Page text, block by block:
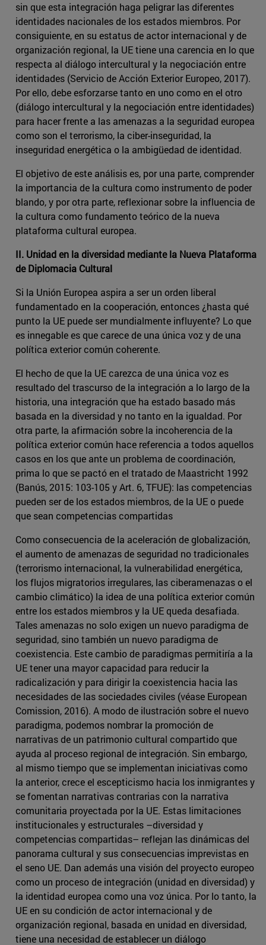
sin que esta integración haga peligrar las diferentes
identidades nacionales de los estados miembros. Por
consiguiente, en su estatus de actor internacional y de
organización regional, la UE tiene una carencia en lo que
respecta al diálogo intercultural y la negociación entre
identidades (Servicio de Acción Exterior Europeo, 2017).
Por ello, debe esforzarse tanto en uno como en el otro
(diálogo intercultural y la negociación entre identidades)
para hacer frente a las amenazas a la seguridad europea
como son el terrorismo, la ciber-inseguridad, la
inseguridad energética o la ambigüedad de identidad.
El objetivo de este análisis es, por una parte, comprender
la importancia de la cultura como instrumento de poder
blando, y por otra parte, reflexionar sobre la influencia de
la cultura como fundamento teórico de la nueva
plataforma cultural europea.
II. Unidad en la diversidad mediante la Nueva Plataforma
de Diplomacia Cultural
Si la Unión Europea aspira a ser un orden liberal
fundamentado en la cooperación, entonces ¿hasta qué
punto la UE puede ser mundialmente influyente? Lo que
es innegable es que carece de una única voz y de una
política exterior común coherente.
El hecho de que la UE carezca de una única voz es
resultado del trascurso de la integración a lo largo de la
historia, una integración que ha estado basado más
basada en la diversidad y no tanto en la igualdad. Por
otra parte, la afirmación sobre la incoherencia de la
política exterior común hace referencia a todos aquellos
casos en los que ante un problema de coordinación,
prima lo que se pactó en el tratado de Maastricht 1992
(Banús, 2015: 103-105 y Art. 6, TFUE): las competencias
pueden ser de los estados miembros, de la UE o puede
que sean competencias compartidas
Como consecuencia de la aceleración de globalización,
el aumento de amenazas de seguridad no tradicionales
(terrorismo internacional, la vulnerabilidad energética,
los flujos migratorios irregulares, las ciberamenazas o el
cambio climático) la idea de una política exterior común
entre los estados miembros y la UE queda desafiada.
Tales amenazas no solo exigen un nuevo paradigma de
seguridad, sino también un nuevo paradigma de
coexistencia. Este cambio de paradigmas permitiría a la
UE tener una mayor capacidad para reducir la
radicalización y para dirigir la coexistencia hacia las
necesidades de las sociedades civiles (véase European
Comission, 2016). A modo de ilustración sobre el nuevo
paradigma, podemos nombrar la promoción de
narrativas de un patrimonio cultural compartido que
ayuda al proceso regional de integración. Sin embargo,
al mismo tiempo que se implementan iniciativas como
la anterior, crece el escepticismo hacia los inmigrantes y
se fomentan narrativas contrarias con la narrativa
comunitaria proyectada por la UE. Estas limitaciones
institucionales y estructurales –diversidad y
competencias compartidas– reflejan las dinámicas del
panorama cultural y sus consecuencias imprevistas en
el seno UE. Dan además una visión del proyecto europeo
como un proceso de integración (unidad en diversidad) y
la identidad europea como una voz única. Por lo tanto, la
UE en su condición de actor internacional y de
organización regional, basada en unidad en diversidad,
tiene una necesidad de establecer un diálogo